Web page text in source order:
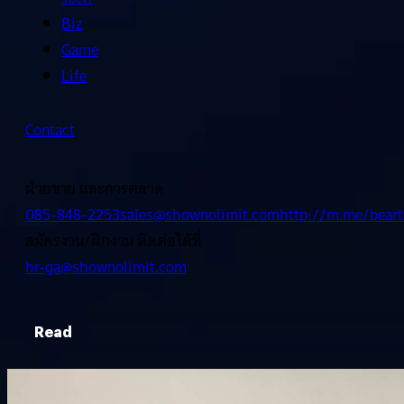
Biz
Game
Life
Contact
ฝ่ายขาย และการตลาด
085-848-2253sales@shownolimit.comhttp://m.me/
สมัครงาน/ฝึกงาน ติดต่อได้ที่
hr-ga@shownolimit.com
Read